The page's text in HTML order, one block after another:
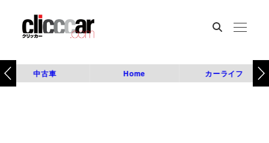
中古車 Home カーライフ